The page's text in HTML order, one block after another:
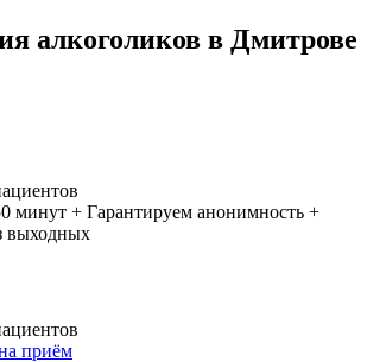
алкоголиков в Дмитрове
минут + Гарантируем анонимность +
выходных
приём